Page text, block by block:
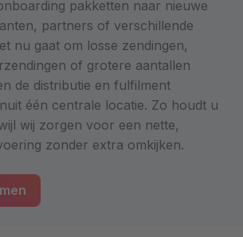
pakketten naar nieuwe
partners of verschillende
nu gaat om losse zendingen,
of grotere aantallen
de distributie en fulfilment
één centrale locatie. Zo houdt u
wij zorgen voor een nette,
zonder extra omkijken.